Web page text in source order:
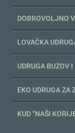
DOBROVOLJNO
LOVAČKA
UDRUGA BUZOV
EKO UDRUGA ZA
KUD "NAŠI